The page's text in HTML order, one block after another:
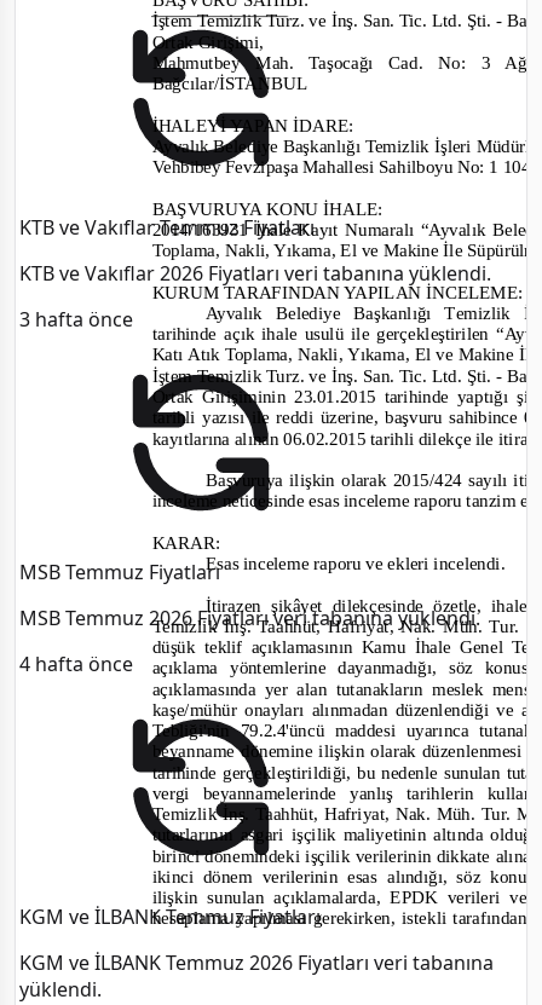
KTB ve Vakıflar Temmuz Fiyatları
KTB ve Vakıflar 2026 Fiyatları veri tabanına yüklendi.
3 hafta önce
MSB Temmuz Fiyatları
MSB Temmuz 2026 Fiyatları veri tabanına yüklendi.
4 hafta önce
KGM ve İLBANK Temmuz Fiyatları
KGM ve İLBANK Temmuz 2026 Fiyatları veri tabanına
yüklendi.
İştem Temizlik Turz. ve İnş. San. Tic. Ltd. Şti. -
Ortak Girişimi,
Mahmutbey Mah. Taşocağı Cad. No: 3
Bağcılar/İSTANBUL
İHALEYİ YAPAN İDARE:
Ayvalık Belediye Başkanlığı Temizlik İşleri
VehbibeyFevzipaşa Mahallesi Sahilboyu No: 1
BAŞVURUYA KONU İHALE:
2014/163931İhale Kayıt Numaralı “Ayvalık
Toplama, Nakli, Yıkama, El ve Makine İle
KURUM TARAFINDAN YAPILAN İNCELEME:
Ayvalık Belediye BaşkanlığıTemizlik
tarihindeaçık ihale usulüile gerçekleştirilen
Katı Atık Toplama, Nakli, Yıkama, Elve Makine
İştem Temizlik Turz.ve İnş. San. Tic. Ltd. Şti. -
Ortak Girişiminin 23.01.2015 tarihinde yaptığı
tarihli yazısı ile reddi üzerine, başvuru sahibince
kayıtlarına alınan06.02.2015 tarihli dilekçe ile
Başvuruya ilişkin olarak 2015/424 sayılı
inceleme neticesinde esas inceleme raporu tanzim
KARAR:
Esas inceleme raporu ve ekleri incelendi.
İtirazen şikâyet dilekçesinde özetle,
Temizlik İnş. Taahhüt, Hafriyat, Nak. Müh. Tur.
düşük teklif açıklamasının Kamu İhale Genel
açıklama yöntemlerine dayanmadığı, söz
açıklamasında yer alan tutanakların meslek
kaşe/mühür onayları alınmadan düzenlendiği
Tebliği'nin 79.2.4'üncü maddesi uyarınca
beyanname dönemine ilişkin olarak düzenlenmesi
tarihinde gerçekleştirildiği, bu nedenle sunulan
vergi beyannamelerinde yanlış tarihlerin
Temizlik İnş. Taahhüt, Hafriyat, Nak. Müh. Tur.
tutarlarının asgari işçilik maliyetinin altında
birinci dönemindeki işçilik verilerinin dikkate
ikinci dönem verilerinin esas alındığı, söz
ilişkin sunulan açıklamalarda, EPDK verileri ve
hesaplama yapılması gerekirken, istekli